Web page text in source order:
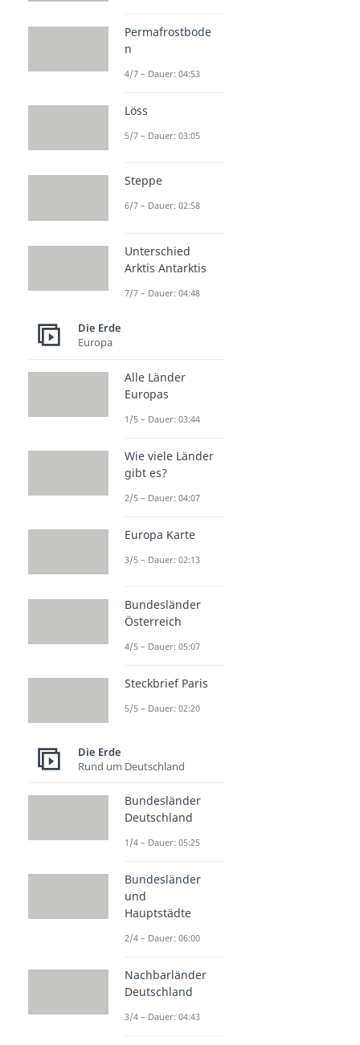
Permafrostbode
n
4/7 – Dauer: 04:53
Löss
5/7 – Dauer: 03:05
Steppe
6/7 – Dauer: 02:58
Unterschied
Arktis Antarktis
7/7 – Dauer: 04:48
Die Erde
Europa
Alle Länder
Europas
1/5 – Dauer: 03:44
Wie viele Länder
gibt es?
2/5 – Dauer: 04:07
Europa Karte
3/5 – Dauer: 02:13
Bundesländer
Österreich
4/5 – Dauer: 05:07
Steckbrief Paris
5/5 – Dauer: 02:20
Die Erde
Rund um Deutschland
Bundesländer
Deutschland
1/4 – Dauer: 05:25
Bundesländer
und
Hauptstädte
2/4 – Dauer: 06:00
Nachbarländer
Deutschland
3/4 – Dauer: 04:43